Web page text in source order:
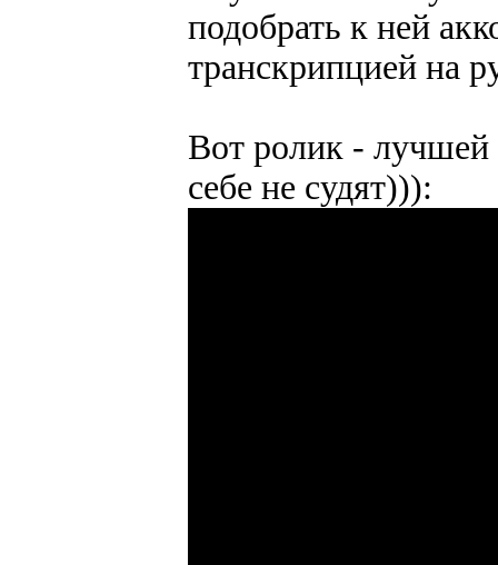
подобрать к ней
транскрипцией на
Вот ролик - лучшей
себе не судят))):